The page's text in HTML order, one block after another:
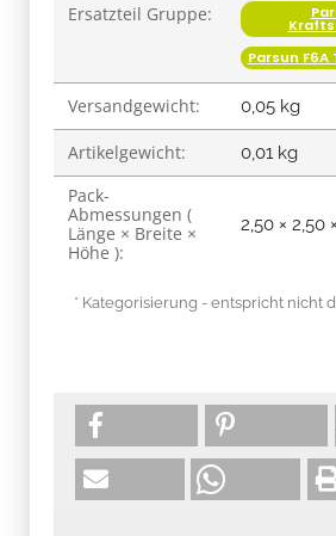
Ersatzteil Gruppe:
Parsun
Versandgewicht: 0,05 kg
Artikelgewicht: 0,01 kg
Pack-
Abmessungen (
Länge × Breite ×
Höhe ):
2,50 × 2,50
* Kategorisierung - entspricht nicht